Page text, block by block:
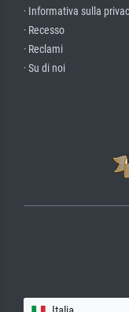
· Informativa sulla
· Recesso
· Reclami
· Su di noi